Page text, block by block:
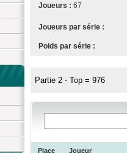
Joueurs : 67
Joueurs par série :
Poids par série :
Partie 2 - Top = 976
Place Joueur